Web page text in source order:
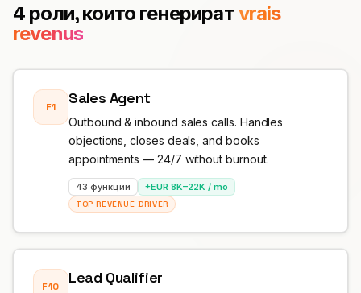
Наличен също в Microsoft Marketplace
Разположи Hanc AI в своя Azure абонамент
Хотел
Управление на имоти
Телекомуникации
Място за събития
Аварийни услуги
Виж всички бизнес казуси →
МАЩАБИРАЙ
4 роли, които генериратvrais
revenus
F1 Sales Agent
Outbound & inbound sales calls. Handles
objections, closes deals, and books
appointments — 24/7 without burnout.
43 функции +EUR 8K–22K / mo
TOP REVENUE DRIVER
F10 Lead Qualifier